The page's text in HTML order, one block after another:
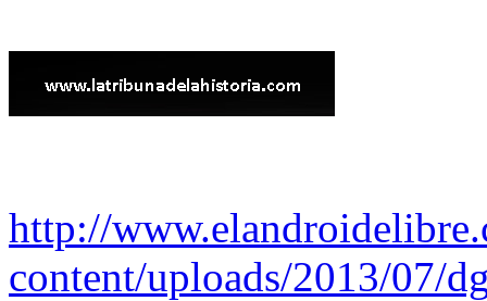
http://
content/uploads/2013/07/